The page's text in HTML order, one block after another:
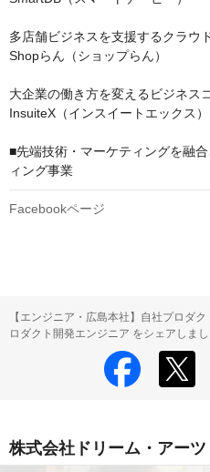
多店舗ビジネスを支援するクラウ
Shopらん（ショップらん）
大企業の働き方を変えるビジネス
InsuiteX（インスイートエックス）
■先端技術・マーケティングを融
ィング事業
Facebookページ
【エンジニア・広島本社】自社プロダ
ロダクト開発エンジニア をシェアしまし
株式会社ドリーム・アーツ